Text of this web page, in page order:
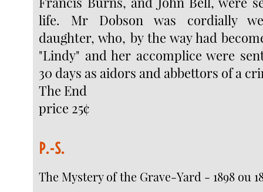
life. Mr Dobson was cordially
daughter, who, by the way had
"Lindy" and her accomplice were
30 days as aidors and abbettors of a
The End
price 25¢
P.-S.
The Mystery of the Grave-Yard - 1898 ou